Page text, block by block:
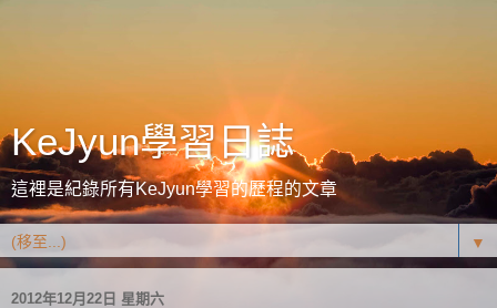
KeJyun學習日誌
這裡是紀錄所有KeJyun學習的歷程的文章
▼
2012年12月22日 星期六